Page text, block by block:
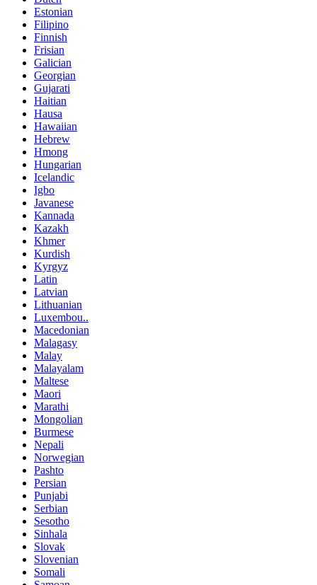
Estonian
Filipino
Finnish
Frisian
Galician
Georgian
Gujarati
Haitian
Hausa
Hawaiian
Hebrew
Hmong
Hungarian
Icelandic
Igbo
Javanese
Kannada
Kazakh
Khmer
Kurdish
Kyrgyz
Latin
Latvian
Lithuanian
Luxembou..
Macedonian
Malagasy
Malay
Malayalam
Maltese
Maori
Marathi
Mongolian
Burmese
Nepali
Norwegian
Pashto
Persian
Punjabi
Serbian
Sesotho
Sinhala
Slovak
Slovenian
Somali